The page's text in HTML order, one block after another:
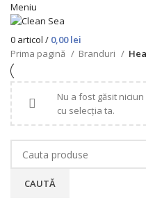
Meniu
0 articol / 0,00lei
Prima pagină Branduri
Nu a fost găsit
cu selecția ta.
CAUTĂ